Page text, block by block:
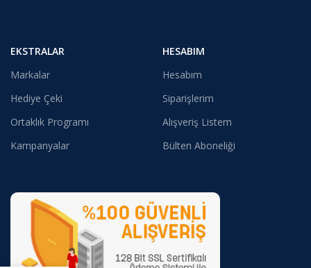
EKSTRALAR
Markalar
Hediye Çeki
Ortaklık Programı
Kampanyalar
HESABIM
Hesabım
Siparişlerim
Alışveriş Listem
Bülten Aboneliği